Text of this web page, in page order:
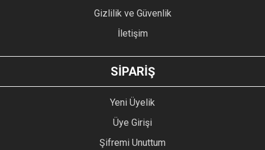
GÖNDER
Gizlilik ve Güvenlik
İletişim
SİPARİŞ
Yeni Üyelik
Üye Girişi
Şifremi Unuttum